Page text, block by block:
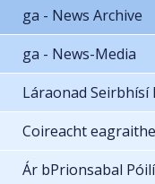
ga - News Archive
ga - News-Media
Láraonad Seirbhísí
Coireacht
Ár bPrionsabal